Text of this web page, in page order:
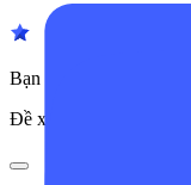
Bạn có muốn giới thiệu
Đề xuất